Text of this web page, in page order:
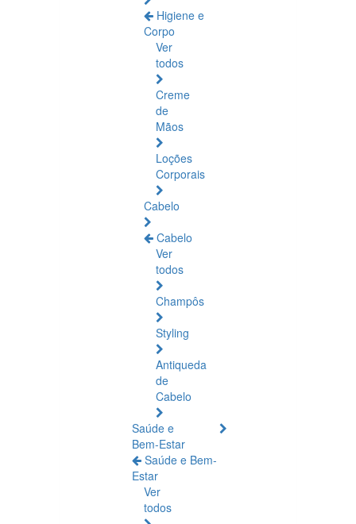
Higiene e
Corpo
Ver
todos
Creme
de
Mãos
Loções
Corporais
Cabelo
Cabelo
Ver
todos
Champôs
Styling
Antiqueda
de
Cabelo
Saúde e
Bem-Estar
Saúde e Bem-
Estar
Ver
todos